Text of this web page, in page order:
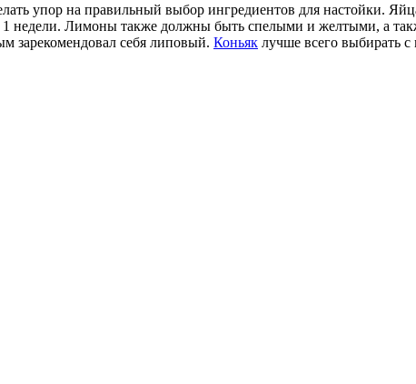
упор на правильный выбор ингредиентов для настойки.
недели. Лимоны также должны быть спелыми и желтыми, а
зарекомендовал себя липовый. Коньяк лучше всего выбирать